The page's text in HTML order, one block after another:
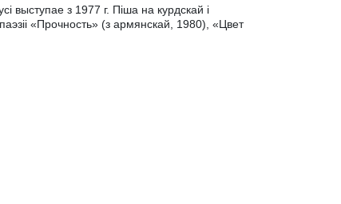
выступае з 1977 г. Піша на курдскай і
«Прочность» (з армянскай, 1980), «Цвет